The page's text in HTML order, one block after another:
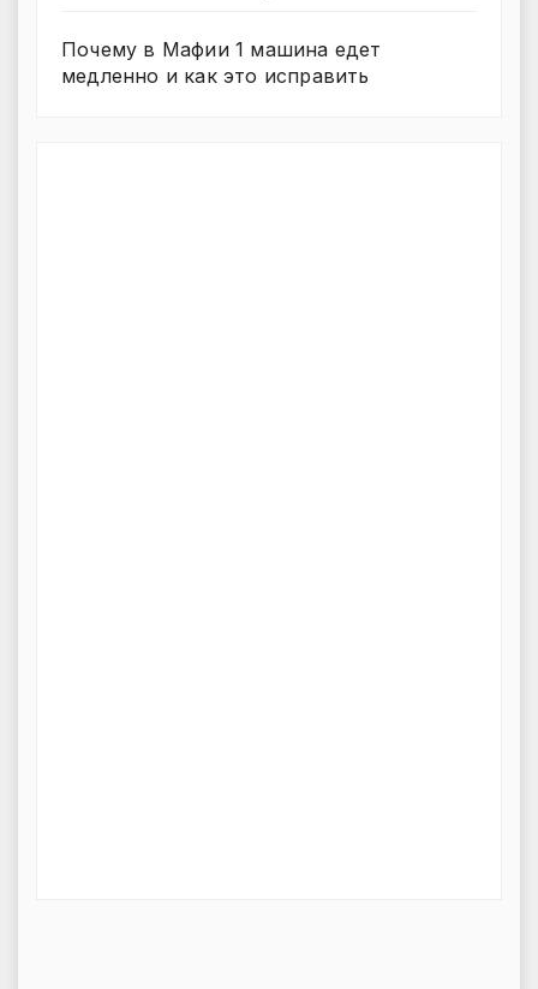
Почему в Мафии 1 машина едет
медленно и как это исправить